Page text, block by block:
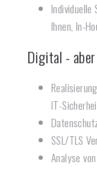
Individuelle
Ihnen, In-
Digital -
IT-
SSL/TLS
Analyse